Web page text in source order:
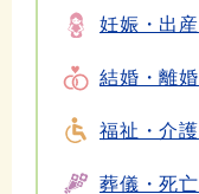
妊娠・出産
結婚・離婚
福祉・介護
葬儀・死亡